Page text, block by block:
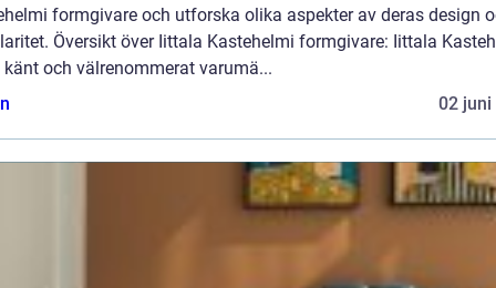
formgivare och utforska olika aspekter av deras design
Översikt över Iittala Kastehelmi formgivare: Iittala
känt och välrenommerat varumä...
02 juni